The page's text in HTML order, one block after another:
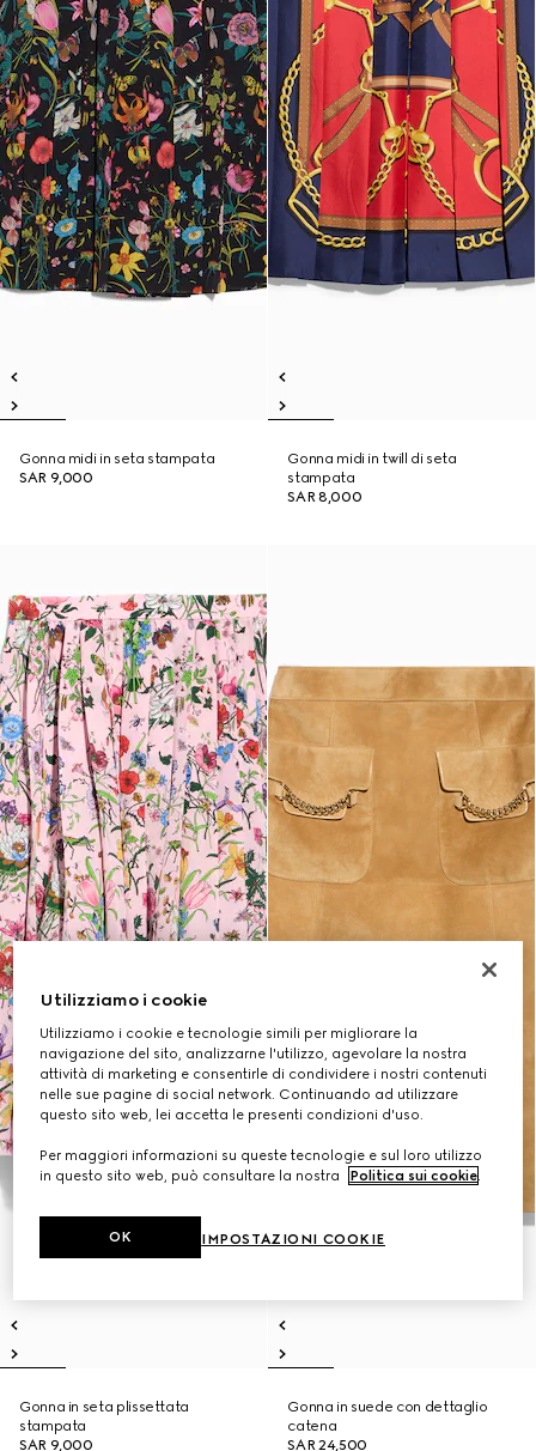
Gonna midi in seta stampata
SAR 9,000
Gonna midi in twill di seta
stampata
SAR 8,000
Gonna in seta plissettata
stampata
SAR 9,000
Gonna in suede con dettaglio
catena
SAR 24,500
Utilizziamo i cookie
Utilizziamo i cookie e tecnologie simili per migliorare la
navigazione del sito, analizzarne l'utilizzo, agevolare la nostra
attività di marketing e consentirle di condividere i nostri contenuti
nelle sue pagine di social network. Continuando ad utilizzare
questo sito web, lei accetta le presenti condizioni d'uso.
Per maggiori informazioni su queste tecnologie e sul loro utilizzo
in questo sito web, può consultare la nostra
Politica sui cookie.
IMPOSTAZIONI COOKIE
OK